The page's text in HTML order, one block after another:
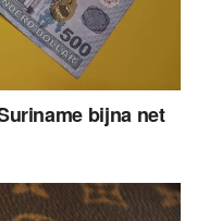
bijna net